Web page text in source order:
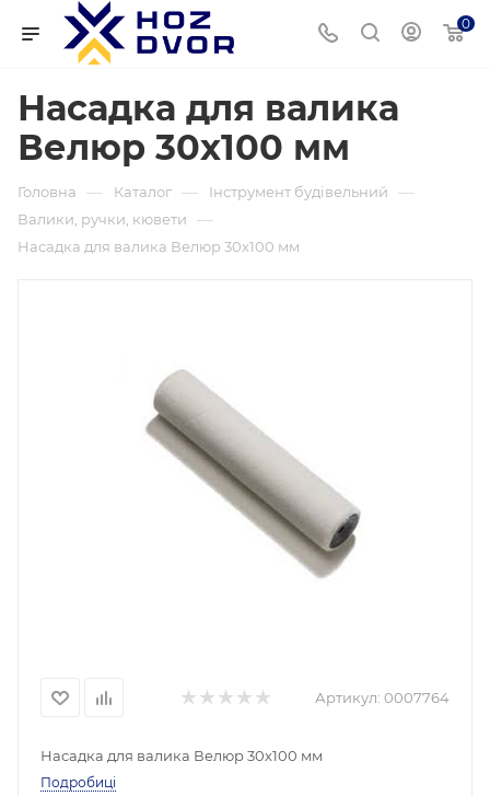
0
Насадка для валика
Велюр 30х100 мм
Головна — Каталог — Інструмент будівельний —
Валики, ручки, кювети —
Насадка для валика Велюр 30х100 мм
Артикул: 0007764
Насадка для валика Велюр 30х100 мм
Подробиці